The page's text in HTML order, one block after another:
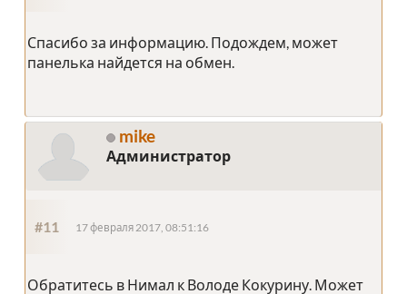
Спасибо за информацию. Подождем, может
панелька найдется на обмен.
mike
Администратор
#11 17 февраля 2017, 08:51:16
Обратитесь в Нимал к Володе Кокурину. Может